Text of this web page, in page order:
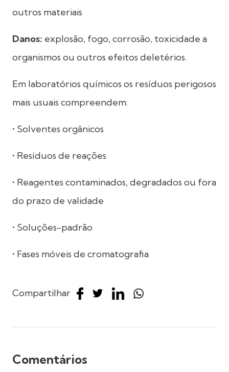
outros materiais
Danos: explosão, fogo, corrosão, toxicidade a
organismos ou outros efeitos deletérios.
Em laboratórios químicos os resíduos perigosos
mais usuais compreendem:
• Solventes orgânicos
• Resíduos de reações
• Reagentes contaminados, degradados ou fora
do prazo de validade
• Soluções-padrão
• Fases móveis de cromatografia
Compartilhar
Comentários